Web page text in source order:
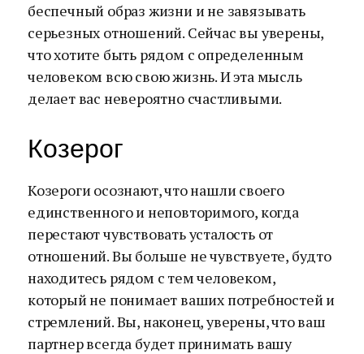
беспечный образ жизни и не завязывать
серьезных отношений. Сейчас вы уверены,
что хотите быть рядом с определенным
человеком всю свою жизнь. И эта мысль
делает вас невероятно счастливыми.
Козерог
Козероги осознают, что нашли своего
единственного и неповторимого, когда
перестают чувствовать усталость от
отношений. Вы больше не чувствуете, будто
находитесь рядом с тем человеком,
который не понимает ваших потребностей и
стремлений. Вы, наконец, уверены, что ваш
партнер всегда будет принимать вашу